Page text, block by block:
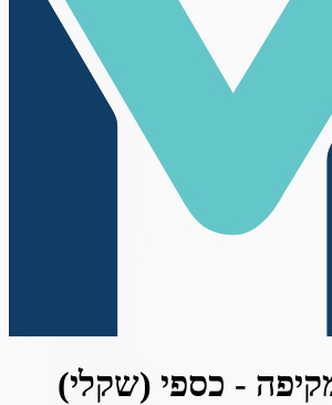
- כספי (שקלי)